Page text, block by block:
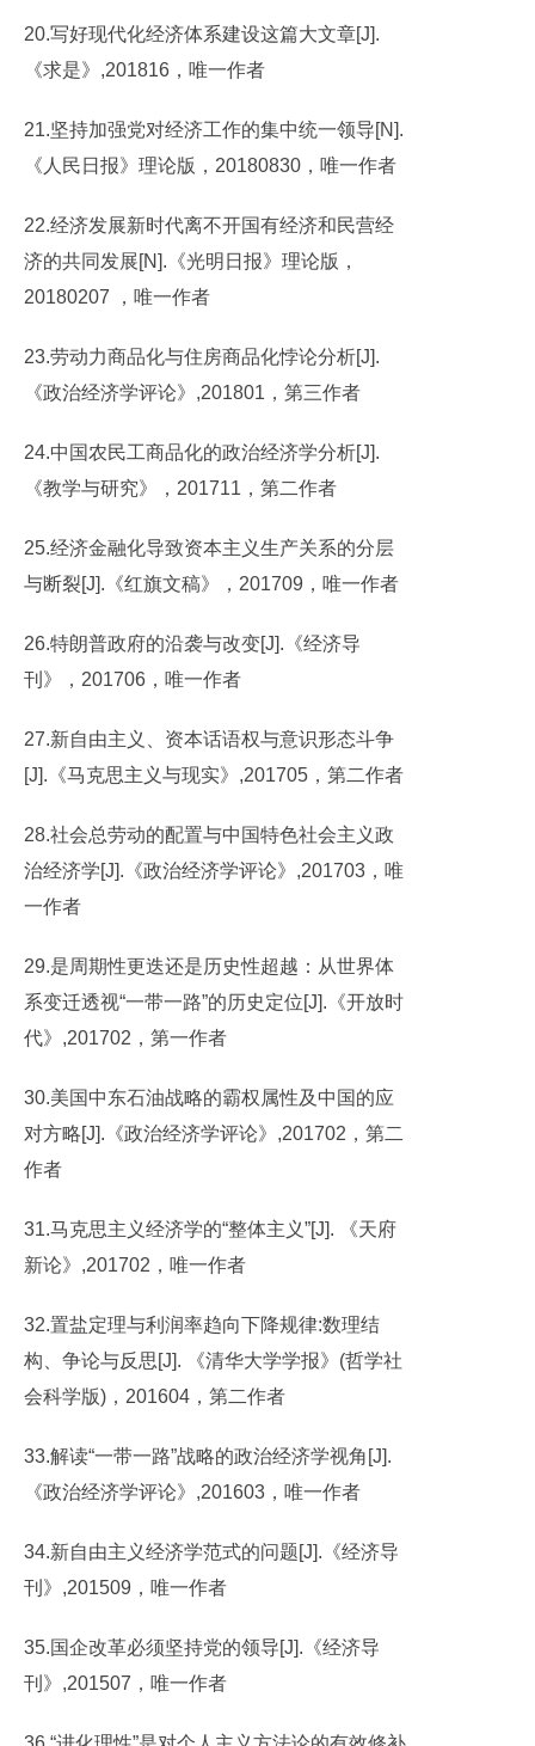
20.写好现代化经济体系建设这篇大文章[J].
《求是》,201816，唯一作者
21.坚持加强党对经济工作的集中统一领导[N].
《人民日报》理论版，20180830，唯一作者
22.经济发展新时代离不开国有经济和民营经
济的共同发展[N].《光明日报》理论版，
20180207 ，唯一作者
23.劳动力商品化与住房商品化悖论分析[J].
《政治经济学评论》,201801，第三作者
24.中国农民工商品化的政治经济学分析[J].
《教学与研究》，201711，第二作者
25.经济金融化导致资本主义生产关系的分层
与断裂[J].《红旗文稿》，201709，唯一作者
26.特朗普政府的沿袭与改变[J].《经济导
刊》，201706，唯一作者
27.新自由主义、资本话语权与意识形态斗争
[J].《马克思主义与现实》,201705，第二作者
28.社会总劳动的配置与中国特色社会主义政
治经济学[J].《政治经济学评论》,201703，唯
一作者
29.是周期性更迭还是历史性超越：从世界体
系变迁透视“一带一路”的历史定位[J].《开放时
代》,201702，第一作者
30.美国中东石油战略的霸权属性及中国的应
对方略[J].《政治经济学评论》,201702，第二
作者
31.马克思主义经济学的“整体主义”[J]. 《天府
新论》,201702，唯一作者
32.置盐定理与利润率趋向下降规律:数理结
构、争论与反思[J]. 《清华大学学报》(哲学社
会科学版)，201604，第二作者
33.解读“一带一路”战略的政治经济学视角[J].
《政治经济学评论》,201603，唯一作者
34.新自由主义经济学范式的问题[J].《经济导
刊》,201509，唯一作者
35.国企改革必须坚持党的领导[J].《经济导
刊》,201507，唯一作者